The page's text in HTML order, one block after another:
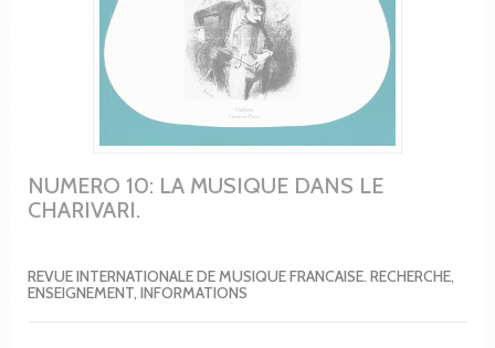
NUMERO 10: LA MUSIQUE DANS LE
CHARIVARI.
REVUE INTERNATIONALE DE MUSIQUE FRANCAISE. RECHERCHE,
ENSEIGNEMENT, INFORMATIONS